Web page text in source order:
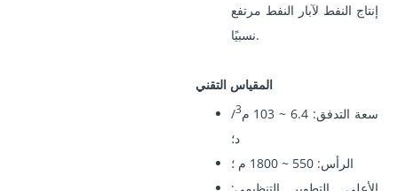
إنتاج النفط لآبار النفط مرتفع
نسبيًا.
المقياس التقني
سعة التدفق: 6.4 ~ 103 م
3
/
د؛
الرأس: 550 ~ 1800 م ؛